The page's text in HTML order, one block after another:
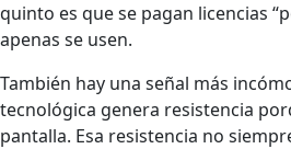
quinto es que se pagan licencias
apenas se usen.
También hay una señal más
tecnológica genera resistencia
pantalla. Esa resistencia no